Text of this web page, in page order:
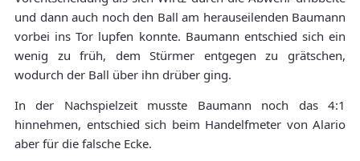
und dann auch noch den Ball am herauseilenden Baumann
vorbei ins Tor lupfen konnte. Baumann entschied sich ein
wenig zu früh, dem Stürmer entgegen zu grätschen,
wodurch der Ball über ihn drüber ging.
In der Nachspielzeit musste Baumann noch das 4:1
hinnehmen, entschied sich beim Handelfmeter von Alario
aber für die falsche Ecke.